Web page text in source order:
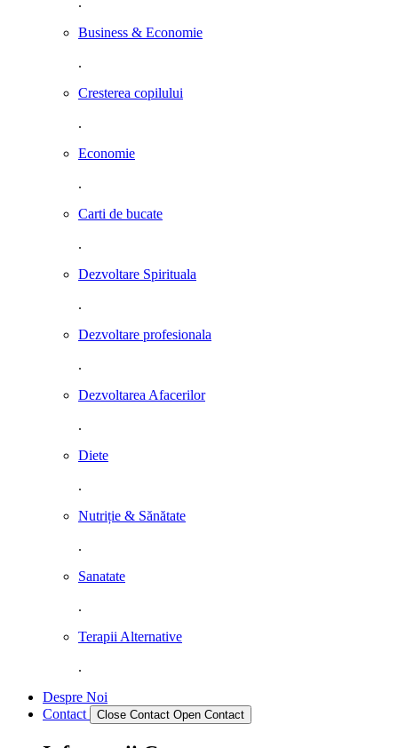
Business & Economie
.
Cresterea copilului
.
Economie
.
Carti de bucate
.
Dezvoltare Spirituala
.
Dezvoltare profesionala
.
Dezvoltarea Afacerilor
.
Diete
.
Nutriție & Sănătate
.
Sanatate
.
Terapii Alternative
.
Despre Noi
Contact
Close Contact Open Contact